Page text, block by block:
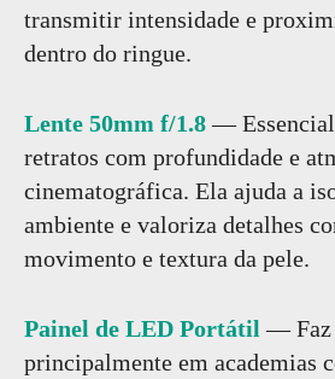
transmitir intensidade e
dentro do ringue.
Lente 50mm f/1.8— Essencial
retratos com profundidade e
cinematográfica. Ela ajuda a
ambiente e valoriza detalhes
movimento e textura da pele.
Painel de LED Portátil — Faz
principalmente em academias